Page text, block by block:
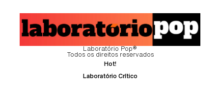
Laboratório Pop®
Todos os direitos reservados
Hot!
Laboratório Crítico